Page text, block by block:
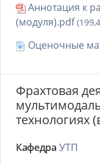
Аннотация к
(модуля).pdf
Оценочные
Фрахтовая
технологиях
Кафедра УТП